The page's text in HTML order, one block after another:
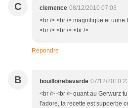
C clemence 08/12/2010 07:03
<br /> <br /> magnifique et uune
<br /> <br /> <br />
Répondre
B bouilloirebavarde 07/12/2010
<br /> <br /> quant au Gerwurz
l'adore, ta recette est supoerbe